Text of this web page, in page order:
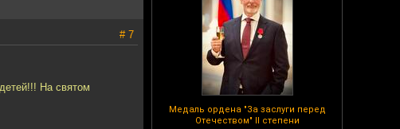
Медаль ордена "За заслуги перед
Отечеством" II степени
# 7
На святом